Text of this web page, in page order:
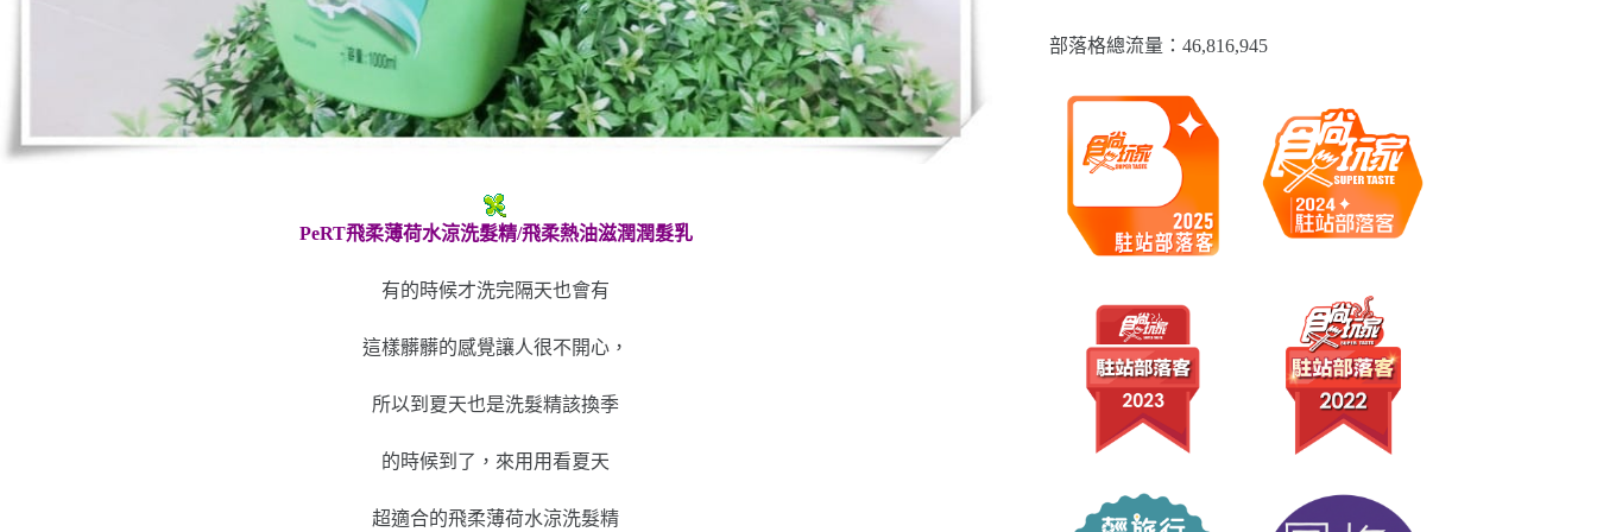
PeRT飛柔薄荷水涼洗髮精/飛柔熱油滋潤潤髮乳
有的時候才洗完隔天也會有
這樣髒髒的感覺讓人很不開心，
所以到夏天也是洗髮精該換季
的時候到了，來用用看夏天
超適合的飛柔薄荷水涼洗髮精
部落格總流量：​46,816,945